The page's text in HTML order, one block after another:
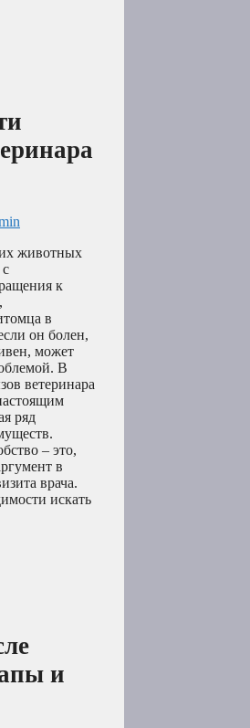
животных
к
в
он болен,
может
В
ветеринара
ряд
– это,
в
врача.
искать
и